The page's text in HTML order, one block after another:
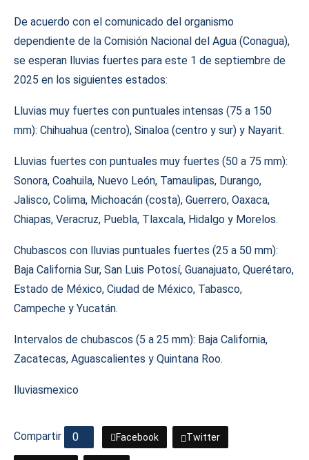
De acuerdo con el comunicado del organismo
dependiente de la Comisión Nacional del Agua (Conagua),
se esperan lluvias fuertes para este 1 de septiembre de
2025 en los siguientes estados:
Lluvias muy fuertes con puntuales intensas (75 a 150
mm): Chihuahua (centro), Sinaloa (centro y sur) y Nayarit.
Lluvias fuertes con puntuales muy fuertes (50 a 75 mm):
Sonora, Coahuila, Nuevo León, Tamaulipas, Durango,
Jalisco, Colima, Michoacán (costa), Guerrero, Oaxaca,
Chiapas, Veracruz, Puebla, Tlaxcala, Hidalgo y Morelos.
Chubascos con lluvias puntuales fuertes (25 a 50 mm):
Baja California Sur, San Luis Potosí, Guanajuato, Querétaro,
Estado de México, Ciudad de México, Tabasco,
Campeche y Yucatán.
Intervalos de chubascos (5 a 25 mm): Baja California,
Zacatecas, Aguascalientes y Quintana Roo.
lluviasmexico
Compartir 0 Facebook Twitter